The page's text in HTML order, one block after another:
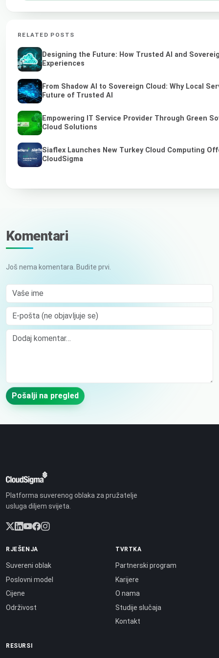
RELATED POSTS
Designing the Future: How Trusted AI and
Experiences
From Shadow AI to Sovereign Cloud: Why Local
Future of Trusted AI
Empowering IT Service Provider Through Green
Cloud Solutions
Siaflex Launches New Turkey Cloud Computing
CloudSigma
Komentari
Još nema komentara. Budite prvi.
Vaše ime
E-pošta (ne objavljuje se)
Comment
Pošalji na pregled
Platforma suverenog oblaka za pružatelje
usluga diljem svijeta.
RJEŠENJA
Suvereni oblak
Poslovni model
Cijene
Održivost
TVRTKA
Partnerski program
Karijere
O nama
Studije slučaja
Kontakt
RESURSI